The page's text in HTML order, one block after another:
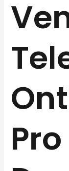
Pro